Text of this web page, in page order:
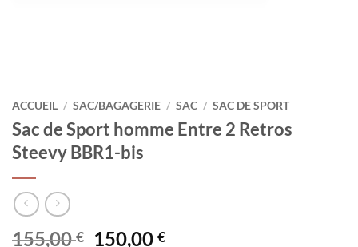
ACCUEIL / SAC/BAGAGERIE / SAC / SAC DE SPORT
Sac de Sport homme Entre 2 Retros
Steevy BBR1-bis
155,00€
Le
150,00€Le